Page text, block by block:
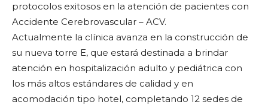
protocolos exitosos en la atención de pacientes con
Accidente Cerebrovascular – ACV.
Actualmente la clínica avanza en la construcción de
su nueva torre E, que estará destinada a brindar
atención en hospitalización adulto y pediátrica con
los más altos estándares de calidad y en
acomodación tipo hotel, completando 12 sedes de